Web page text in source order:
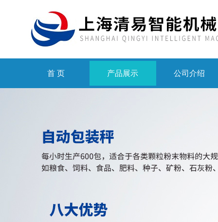
首 页 产品展示 公司介绍